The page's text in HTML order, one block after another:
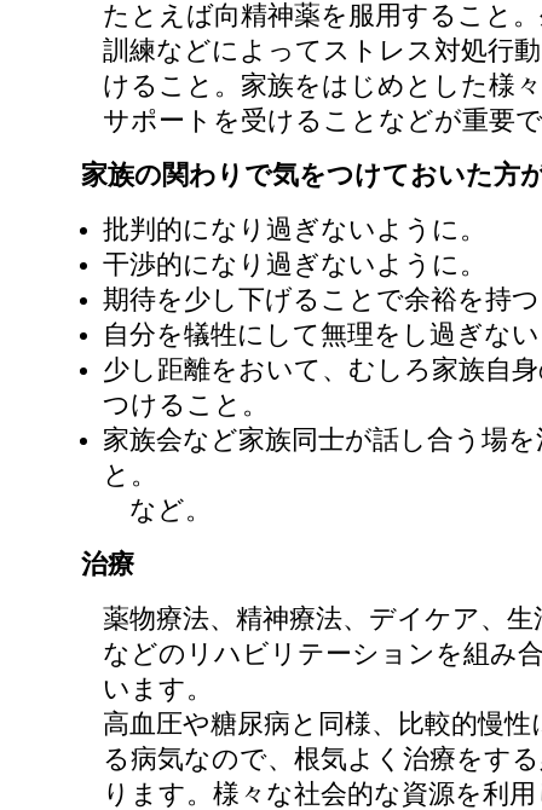
たとえば向精神薬を服用すること
訓練などによってストレス対処行
けること。家族をはじめとした様
サポートを受けることなどが重要
家族の関わりで気をつけておいた方
批判的になり過ぎないように。
干渉的になり過ぎないように。
期待を少し下げることで余裕を持
自分を犠牲にして無理をし過ぎな
少し距離をおいて、むしろ家族自
つけること。
家族会など家族同士が話し合う場
と。
など。
治療
薬物療法、精神療法、デイケア、生
などのリハビリテーションを組み
います。
高血圧や糖尿病と同様、比較的慢性
る病気なので、根気よく治療をす
ります。様々な社会的な資源を利